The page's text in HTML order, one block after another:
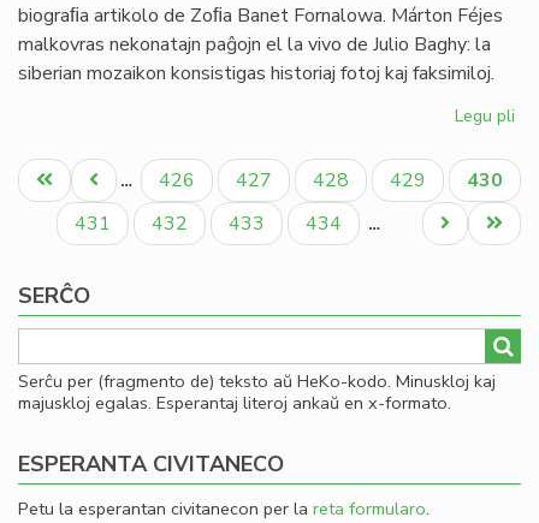
biograﬁa artikolo de Zoﬁa Banet Fornalowa. Márton Féjes
malkovras nekonatajn paĝojn el la vivo de Julio Baghy: la
siberian mozaikon konsistigas historiaj fotoj kaj faksimiloj.
Legu pli
Pagination
Unua
paĝo
Antaŭa
paĝo
… Paĝo
426 Paĝo
427 Paĝo
428 Paĝo
429
Aktuala
paĝo
430
Paĝo
431 Paĝo
432 Paĝo
433 Paĝo
434 …
Last
page
Next
page
SERĈO
Serĉu per (fragmento de) teksto aŭ HeKo-kodo. Minuskloj kaj
majuskloj egalas. Esperantaj literoj ankaŭ en x-formato.
ESPERANTA CIVITANECO
Petu la esperantan civitanecon per la reta formularo.